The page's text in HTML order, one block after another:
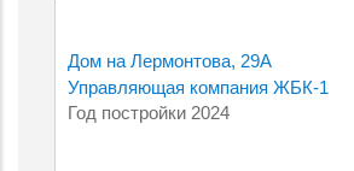
Дом на Лермонтова, 29А
Управляющая компания ЖБК-1
Год постройки 2024